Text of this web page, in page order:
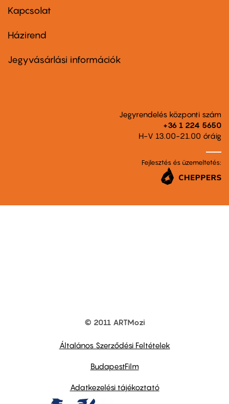
firstKapcsolat
Footer
second
Házirend
Jegyvásárlási információk
Jegyrendelés központi szám
+36 1 224 5650
H-V 13.00-21.00 óráig
Fejlesztés és üzemeltetés:
© 2011 ARTMozi
Általános Szerződési Feltételek
BudapestFilm
Adatkezelési tájékoztató